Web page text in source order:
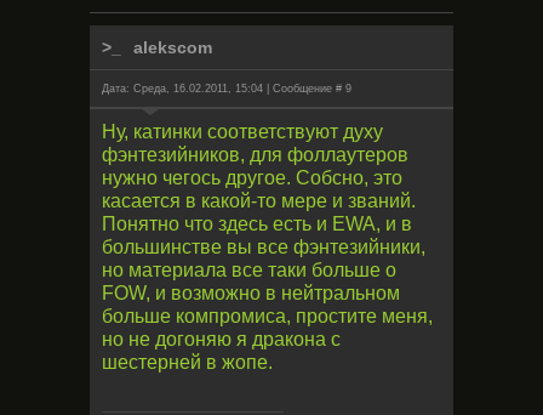
alekscom
Дата: Среда, 16.02.2011, 15:04 | Сообщение # 9
Ну, катинки соответствуют духу
фэнтезийников, для фоллаутеров
нужно чегось другое. Собсно, это
касается в какой-то мере и званий.
Понятно что здесь есть и EWA, и в
большинстве вы все фэнтезийники,
но материала все таки больше о
FOW, и возможно в нейтральном
больше компромиса, простите меня,
но не догоняю я дракона с
шестерней в жопе.